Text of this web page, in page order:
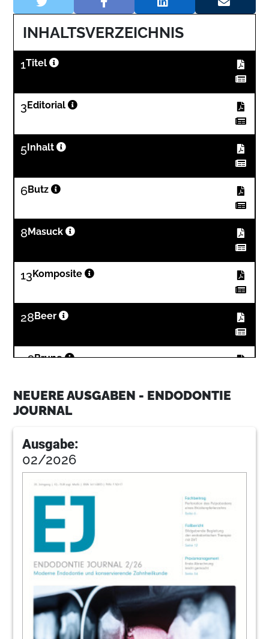
INHALTSVERZEICHNIS
1Titel
3 Editorial
5 Inhalt
6Butz
8 Masuck
13 Komposite
28 Beer
36Brune
40Pr
44Loser
Appel
Impressum
NEUERE AUSGABEN - ENDODONTIE
JOURNAL
Ausgabe:
02/2026